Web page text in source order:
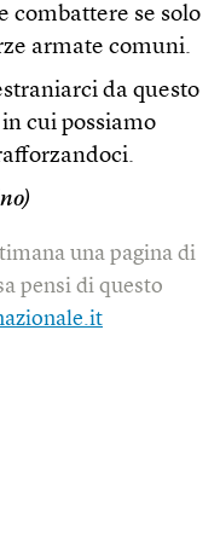
combattere se solo
armate comuni.
da questo
cui possiamo
una pagina di
pensi di questo